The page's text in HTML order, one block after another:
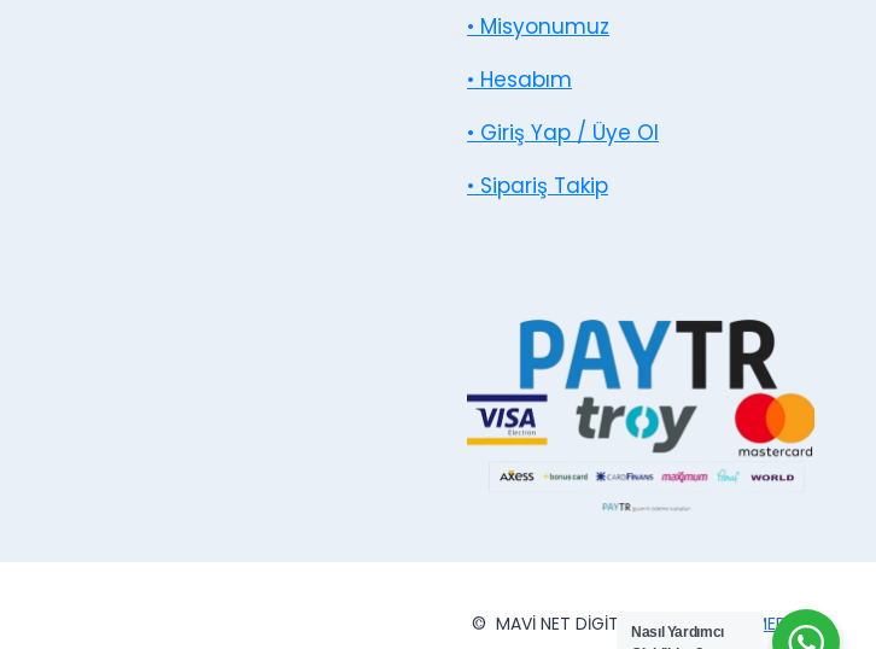
• Misyonumuz
• Hesabım
• Giriş Yap / Üye Ol
• Sipariş Takip
© MAVİ NET DİGİTAL MATBAAVİPSMEDYA
Nasıl Yardımcı